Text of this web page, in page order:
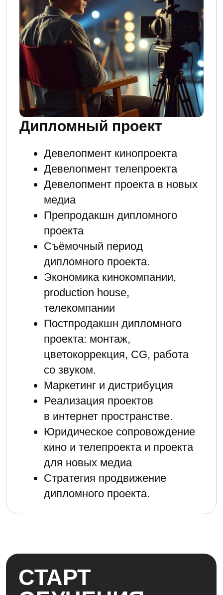
17 ОКТЯБРЯ
2025 ГОДА
Приём заявок уже открыт.
1-й год обучения
370 000
рублей
включает базовые
дисциплины
и модуль Факультет
Высшего
Управления
2-й год обучения
270 000
рублей
только профильные
дисциплины
и диплом
Доступна оплата в рассрочку
Записаться на обучение
продюсирование или
получить консультацию
+7
Нажимая на кнопку 'Отправить' вы даете
данных в соответствии с Политикой
обработки персональных данных
Оставить заявку
КАК ПРОХОДИТ
ОБУЧЕНИЕ